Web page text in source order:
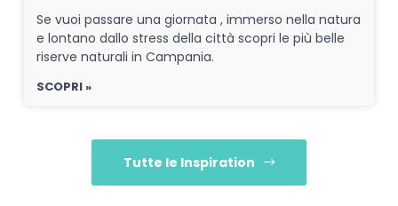
Se vuoi passare una giornata , immerso nella natura
e lontano dallo stress della città scopri le più belle
riserve naturali in Campania.
SCOPRI »
Tutte le Inspiration